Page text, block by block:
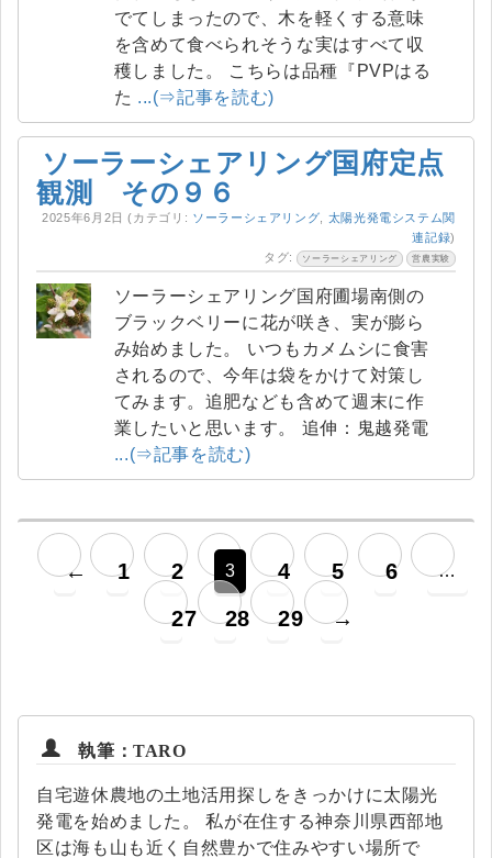
でてしまったので、木を軽くする意味
を含めて食べられそうな実はすべて収
穫しました。 こちらは品種『PVPはる
た ...(⇒記事を読む)
ソーラーシェアリング国府定点
観測 その９６
2025年6月2日 (カテゴリ: ソーラーシェアリング
太陽光発電システム関
連記録)
タグ:
ソーラーシェアリング 営農実験
ソーラーシェアリング国府圃場南側の
ブラックベリーに花が咲き、実が膨ら
み始めました。 いつもカメムシに食害
されるので、今年は袋をかけて対策し
てみます。追肥なども含めて週末に作
業したいと思います。 追伸：鬼越発電
...(⇒記事を読む)
← 1 2 3 4 5 6 …
27 28 29 →
執筆：TARO
自宅遊休農地の土地活用探しをきっかけに太陽光
発電を始めました。 私が在住する神奈川県西部地
区は海も山も近く自然豊かで住みやすい場所で